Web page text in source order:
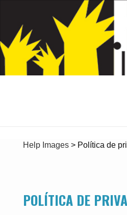
Help Images> Política de
POLÍTICA DE